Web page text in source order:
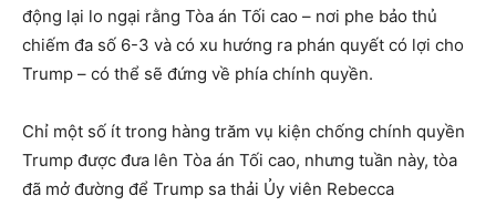
động lại lo ngại rằng Tòa án Tối cao – nơi phe bảo thủ
chiếm đa số 6-3 và có xu hướng ra phán quyết có lợi cho
Trump – có thể sẽ đứng về phía chính quyền.
Chỉ một số ít trong hàng trăm vụ kiện chống chính quyền
Trump được đưa lên Tòa án Tối cao, nhưng tuần này, tòa
đã mở đường để Trump sa thải Ủy viên Rebecca